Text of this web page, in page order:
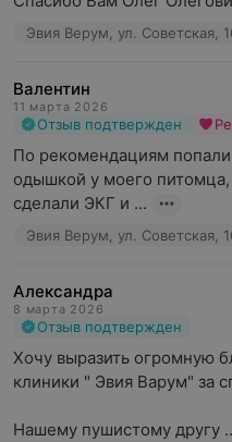
Эвия Верум, ул. Советская,
Валентин
11 марта 2026
Отзыв подтвержден
По рекомендациям попали
одышкой у моего
сделали ЭКГ и ...
Эвия Верум, ул. Советская,
Александра
8 марта 2026
Отзыв подтвержден
Хочу выразить огромную
клиники " Эвия Варум" за
Нашему пушистому другу